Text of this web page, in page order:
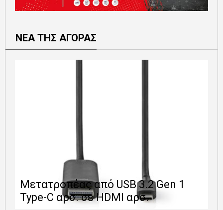
ΝΕΑ ΤΗΣ ΑΓΟΡΑΣ
Μετατροπέας από USB 3.2 Gen 1
Type-C αρσ. σε HDMI αρσ.